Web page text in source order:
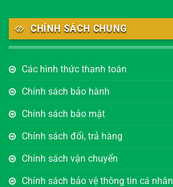
CHÍNH SÁCH CHUNG
Các hình thức thanh toán
Chính sách bảo hành
Chính sách bảo mật
Chính sách đổi, trả hàng
Chính sách vận chuyển
Chính sách bảo vệ thông tin cá nhân